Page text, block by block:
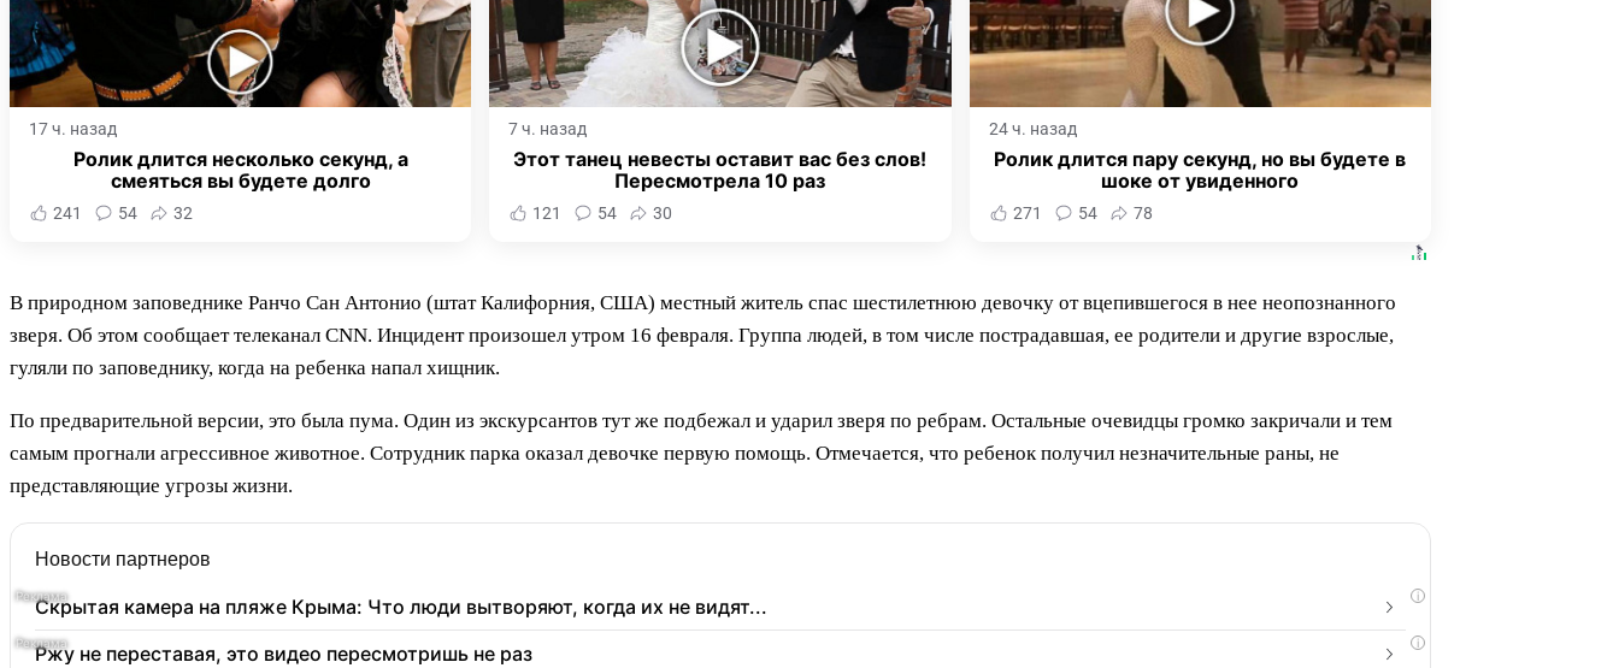
17 ч. назад
Ролик длится несколько секунд, а
смеяться вы будете долго
241 54 32
7 ч. назад
Этот танец невесты оставит вас без слов!
Пересмотрела 10 раз
121 54 30
24 ч. назад
Ролик длится пару секунд, но вы будете в
шоке от увиденного
271 54 78
В природном заповеднике Ранчо Сан Антонио (штат Калифорния, США) местный житель спас шестилетнюю девочку от вцепившегося в нее неопознанного
зверя. Об этом сообщает телеканал CNN. Инцидент произошел утром 16 февраля. Группа людей, в том числе пострадавшая, ее родители и другие взрослые,
гуляли по заповеднику, когда на ребенка напал хищник.
По предварительной версии, это была пума. Один из экскурсантов тут же подбежал и ударил зверя по ребрам. Остальные очевидцы громко закричали и тем
самым прогнали агрессивное животное. Сотрудник парка оказал девочке первую помощь. Отмечается, что ребенок получил незначительные раны, не
представляющие угрозы жизни.
Новости партнеров
i
Скрытая камера на пляже Крыма: Что люди вытворяют, когда их не видят...
i
Ржу не переставая, это видео пересмотришь не раз